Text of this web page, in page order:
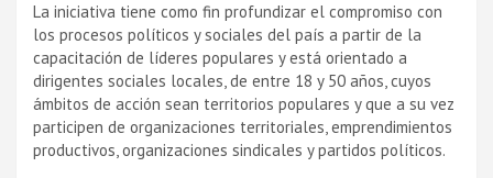
La iniciativa tiene como fin profundizar el compromiso con
los procesos polí­ticos y sociales del paí­s a partir de la
capacitación de lí­deres populares y está orientado a
dirigentes sociales locales, de entre 18 y 50 años, cuyos
ámbitos de acción sean territorios populares y que a su vez
participen de organizaciones territoriales, emprendimientos
productivos, organizaciones sindicales y partidos polí­ticos.